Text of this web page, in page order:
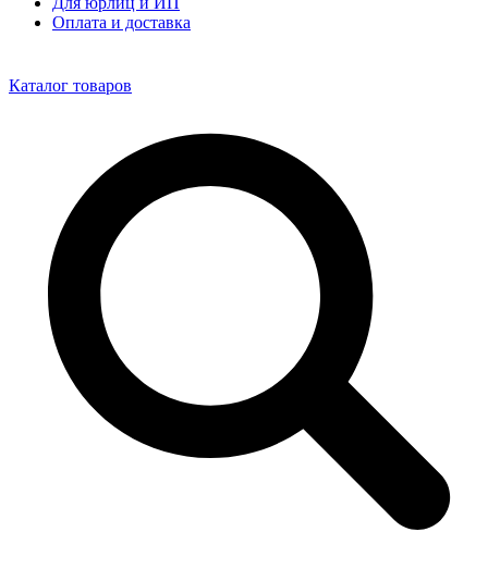
Оплата и доставка
Каталог товаров